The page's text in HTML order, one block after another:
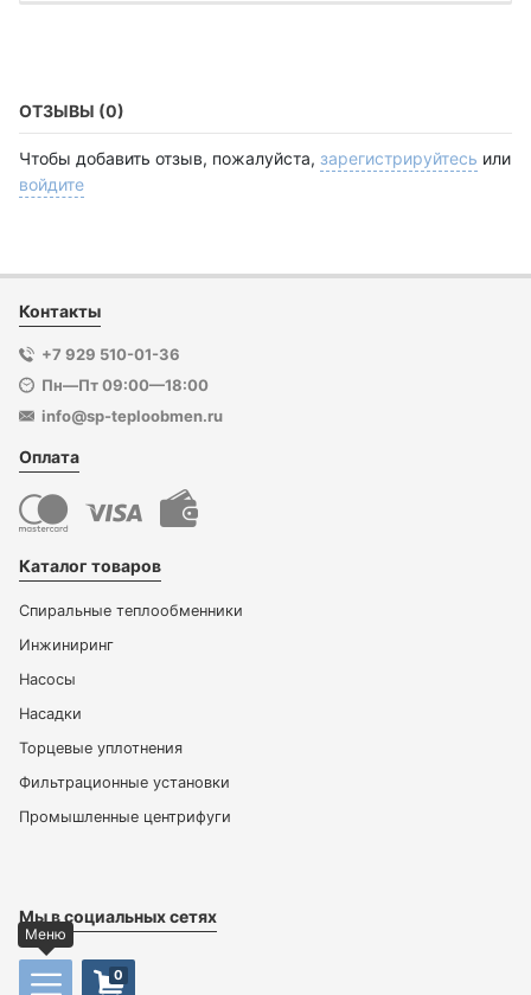
ОТЗЫВЫ (0)
Чтобы добавить отзыв, пожалуйста, зарегистрируйтесь или
войдите
Контакты
+7 929 510-01-36
Пн—Пт 09:00—18:00
info@sp-teploobmen.ru
Оплата
Каталог товаров
Спиральные теплообменники
Инжиниринг
Насосы
Насадки
Торцевые уплотнения
Фильтрационные установки
Промышленные центрифуги
Мы в социальных сетях
Меню
0